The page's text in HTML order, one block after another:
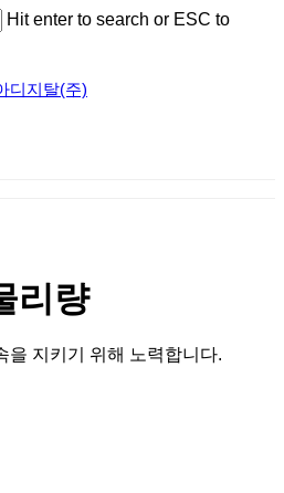
Hit enter to search or ESC to
리량
을 지키기 위해 노력합니다.